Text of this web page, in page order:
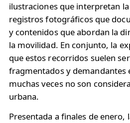
ilustraciones que interpretan
registros fotográficos que
y contenidos que abordan la
la movilidad. En conjunto, la
que estos recorridos suelen
fragmentados y demandantes
muchas veces no son
urbana.
Presentada a finales de enero,